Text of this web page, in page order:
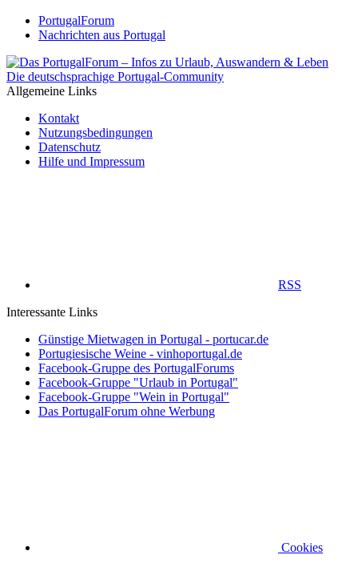
PortugalForum
Nachrichten aus Portugal
Die deutschsprachige Portugal-Community
Allgemeine Links
Kontakt
Nutzungsbedingungen
Datenschutz
Hilfe und Impressum
RSS
Interessante Links
Günstige Mietwagen in Portugal - portucar.de
Portugiesische Weine - vinhoportugal.de
Facebook-Gruppe des PortugalForums
Facebook-Gruppe "Urlaub in Portugal"
Facebook-Gruppe "Wein in Portugal"
Das PortugalForum ohne Werbung
Cookies